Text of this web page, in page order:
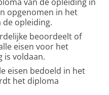
opgenomen in het
de opleiding.
beoordeelt of
eisen voor het
is voldaan.
eisen bedoeld in het
het diploma